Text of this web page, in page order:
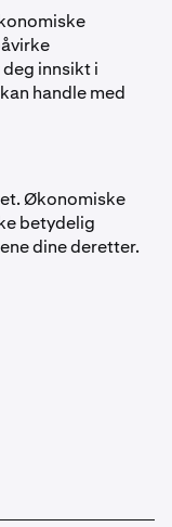
innsikt i
handle med
Økonomiske
betydelig
dine deretter.